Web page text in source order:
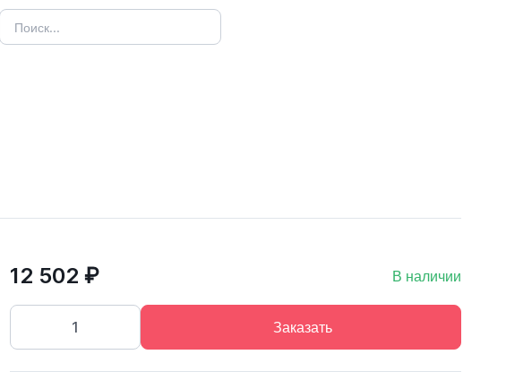
12 502 ₽ В наличии
Заказать